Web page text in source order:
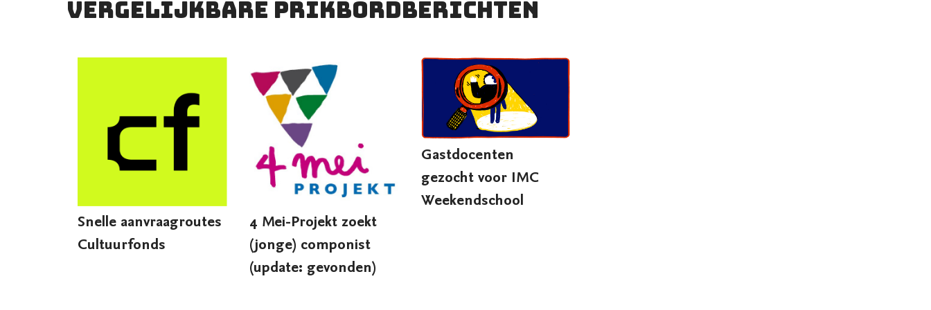
Vergelijkbare prikbordberichten
Snelle aanvraagroutes
Cultuurfonds
4 Mei-Projekt zoekt
(jonge) componist
(update: gevonden)
Gastdocenten
gezocht voor IMC
Weekendschool